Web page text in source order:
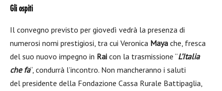
Gli ospiti
Il convegno previsto per giovedì vedrà la presenza di
numerosi nomi prestigiosi, tra cui Veronica Maya che, fresca
del suo nuovo impegno in Rai con la trasmissione “L’Italia
che fa“, condurrà l’incontro. Non mancheranno i saluti
del presidente della Fondazione Cassa Rurale Battipaglia,